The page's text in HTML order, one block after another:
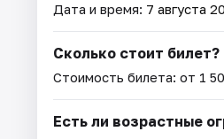
Дата и время: 7 августа
Сколько стоит билет?
Стоимость билета: от 1
Есть ли возрастные